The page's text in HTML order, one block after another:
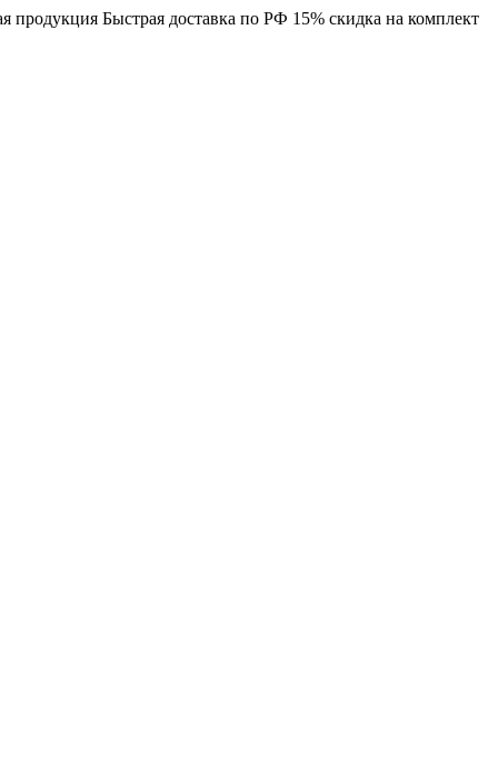
продукция Быстрая доставка по РФ 15% скидка на комплект